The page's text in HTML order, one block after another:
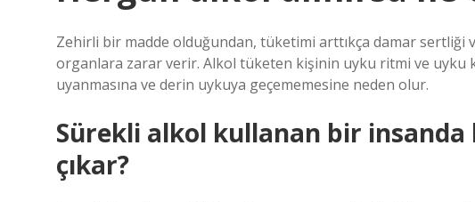
Zehirli bir madde olduğundan, tüketimi arttıkça damar sertliği
organlara zarar verir. Alkol tüketen kişinin uyku ritmi ve uyku
uyanmasına ve derin uykuya geçememesine neden olur.
Sürekli alkol kullanan bir
çıkar?